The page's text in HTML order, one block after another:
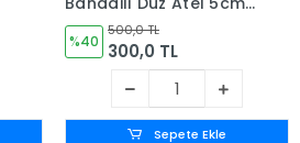
(No:1)
%40
500,0 TL
300,0 TL
Sepete Ekle